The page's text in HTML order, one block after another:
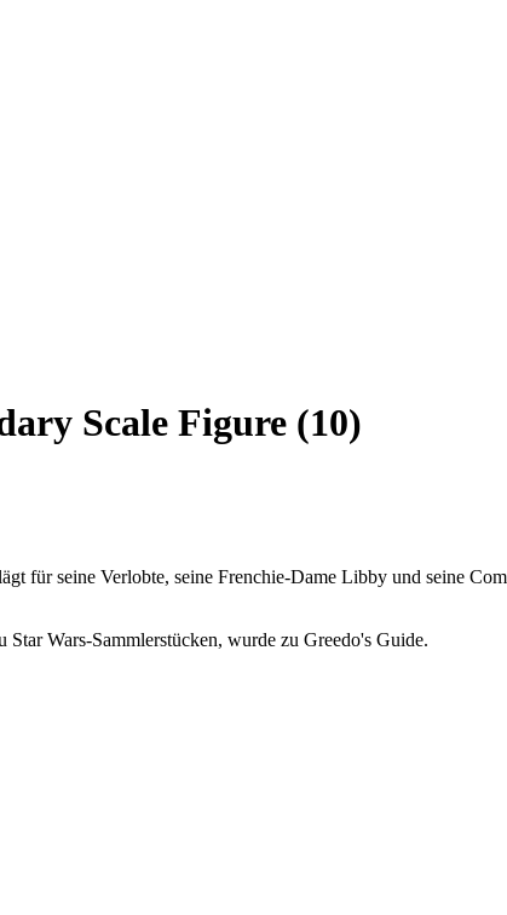
Scale Figure (10)
für seine Verlobte, seine Frenchie-Dame Libby und seine
Wars-Sammlerstücken, wurde zu Greedo's Guide.